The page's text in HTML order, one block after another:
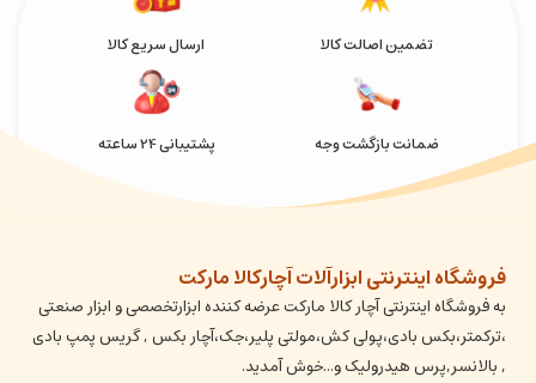
تضمین اصالت کالا ارسال سریع کالا
ضمانت بازگشت وجه پشتیبانی 24 ساعته
فروشگاه اینترنتی ابزارآلات آچارکالا مارکت
به فروشگاه اینترنتی آچار کالا مارکت عرضه کننده ابزارتخصصی و ابزار صنعتی
،ترکمتر،بکس بادی،پولی کش،مولتی پلیر،جک،آچار بکس , گریس پمپ بادی
, بالانسر,پرس هیدرولیک و...خوش آمدید.